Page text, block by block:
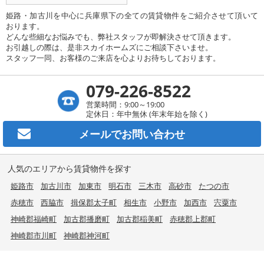
姫路・加古川を中心に兵庫県下の全ての賃貸物件をご紹介させて頂いて
おります。
どんな些細なお悩みでも、弊社スタッフが即解決させて頂きます。
お引越しの際は、是非スカイホームズにご相談下さいませ。
スタッフ一同、お客様のご来店を心よりお待ちしております。
079-226-8522
営業時間：9:00～19:00
定休日：年中無休 (年末年始を除く)
メールでお問い合わせ
人気のエリアから賃貸物件を探す
姫路市 加古川市 加東市 明石市 三木市 高砂市
たつの市
赤穂市
西脇市 揖保郡太子町 相生市 小野市 加西市
宍粟市
神崎郡福崎町
加古郡播磨町 加古郡稲美町
赤穂郡上郡町
神崎郡市川町
神崎郡神河町